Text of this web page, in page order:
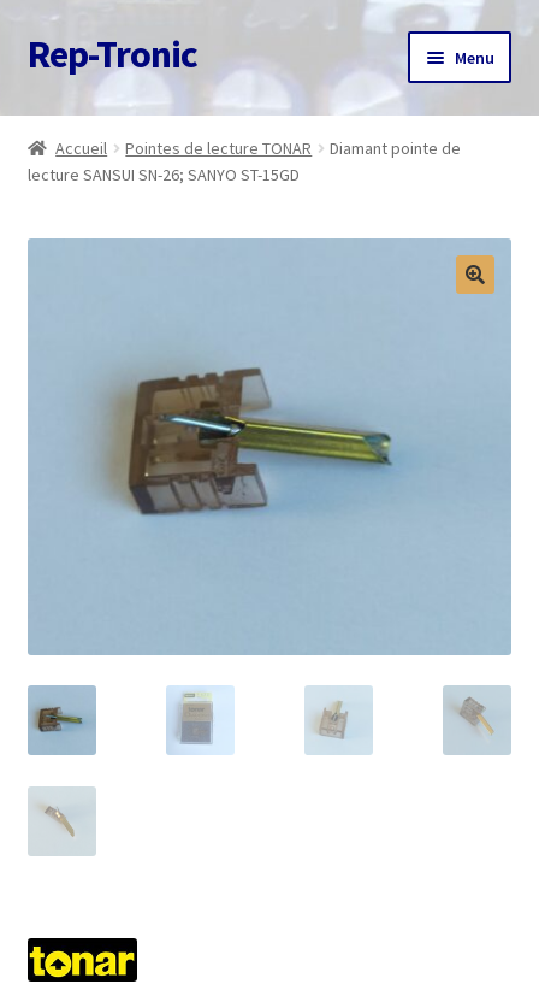
Aller
à
navigation
Aller
au
Rep-Tronic Menu
Accueil
A propos
Articles
Avis client
Accueil Pointes de lecture TONAR
Diamant pointe de
lecture SANSUI SN-26; SANYO ST-15GD